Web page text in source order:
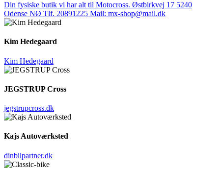
Din fysiske butik vi har alt til Motocross. Østbirkvej 17 5240
Odense NØ Tlf. 20891225 Mail: mx-shop@mail.dk
Kim Hedegaard
Kim Hedegaard
JEGSTRUP Cross
jegstrupcross.dk
Kajs Autoværksted
dinbilpartner.dk